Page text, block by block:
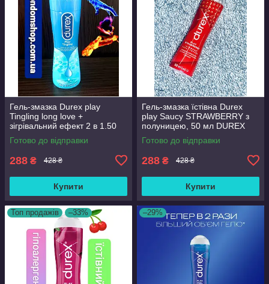
Гель-змазка Durex play
Tingling long love +
зігрівальний ефект 2 в 1.50
мл DUREX TINGLING
Готово до відправки
288 ₴ 428 ₴
Купити
Гель-змазка їстівна Durex
play Saucy STRAWBERRY з
полуницею, 50 мл DUREX
SAUCY STRAWBERRY
полуниця
Готово до відправки
288 ₴ 428 ₴
Купити
Топ продажів –33% –29%